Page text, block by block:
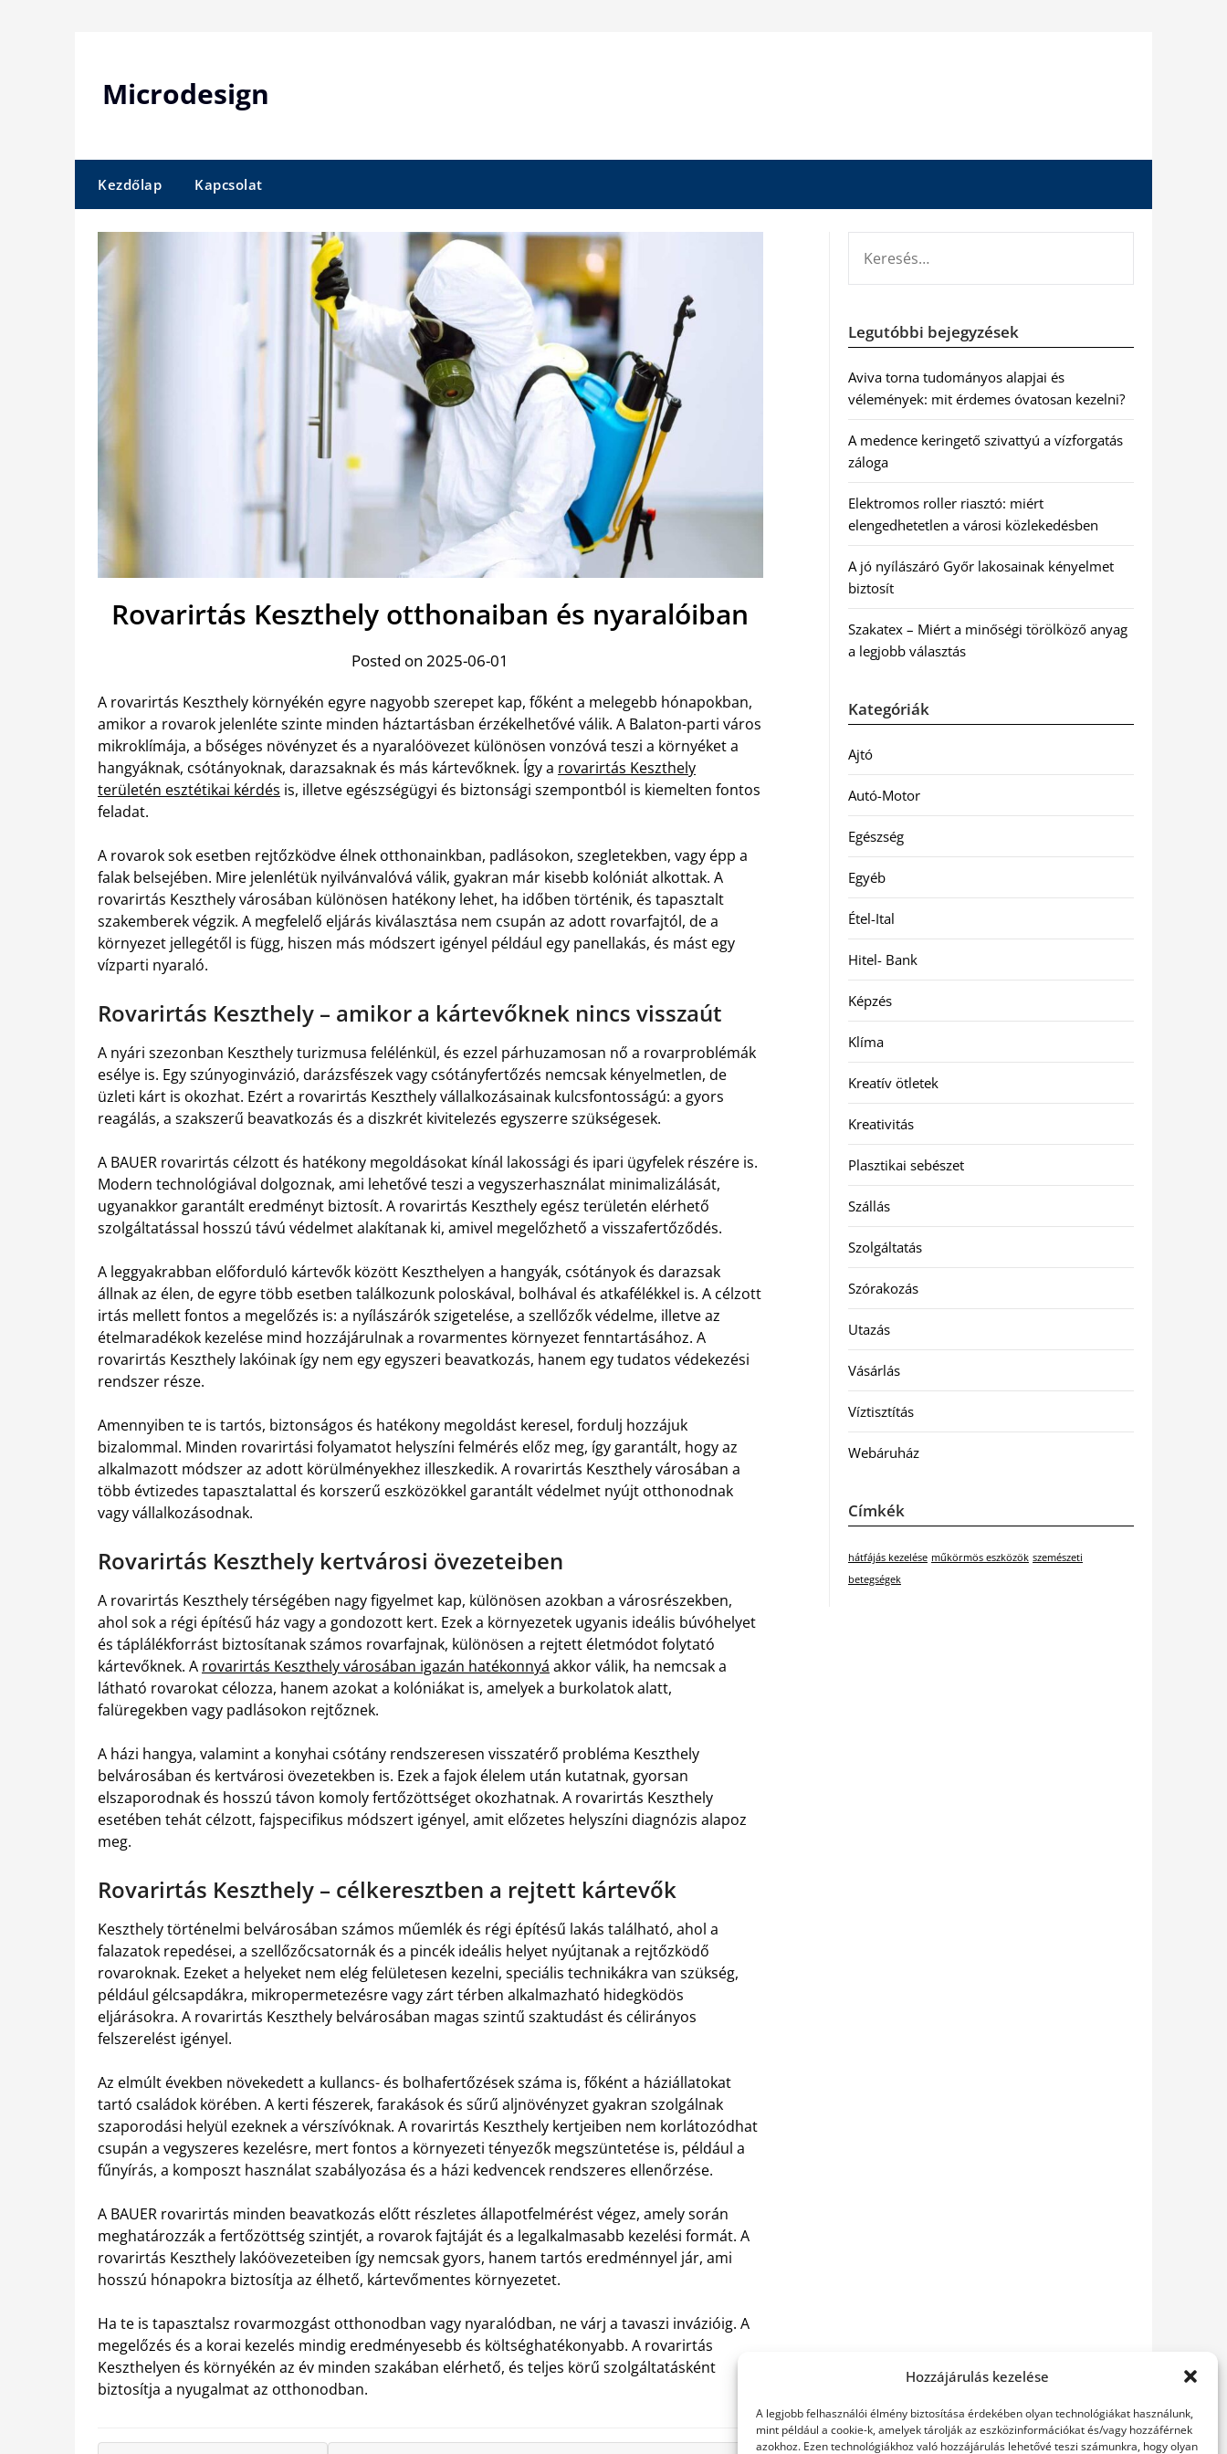
Hozzájárulás kezelése
A legjobb felhasználói élmény biztosítása érdekében olyan technológiákat használunk,
mint például a cookie-k, amelyek tárolják az eszközinformációkat és/vagy hozzáférnek
azokhoz. Ezen technológiákhoz való hozzájárulás lehetővé teszi számunkra, hogy olyan
Microdesign
Kezdőlap Kapcsolat
Rovarirtás Keszthely otthonaiban és nyaralóiban
Posted on 2025-06-01
A rovarirtás Keszthely környékén egyre nagyobb szerepet kap, főként a melegebb hónapokban,
amikor a rovarok jelenléte szinte minden háztartásban érzékelhetővé válik. A Balaton-parti város
mikroklímája, a bőséges növényzet és a nyaralóövezet különösen vonzóvá teszi a környéket a
hangyáknak, csótányoknak, darazsaknak és más kártevőknek. Így a rovarirtás Keszthely
területén esztétikai kérdés is, illetve egészségügyi és biztonsági szempontból is kiemelten fontos
feladat.
A rovarok sok esetben rejtőzködve élnek otthonainkban, padlásokon, szegletekben, vagy épp a
falak belsejében. Mire jelenlétük nyilvánvalóvá válik, gyakran már kisebb kolóniát alkottak. A
rovarirtás Keszthely városában különösen hatékony lehet, ha időben történik, és tapasztalt
szakemberek végzik. A megfelelő eljárás kiválasztása nem csupán az adott rovarfajtól, de a
környezet jellegétől is függ, hiszen más módszert igényel például egy panellakás, és mást egy
vízparti nyaraló.
Rovarirtás Keszthely – amikor a kártevőknek nincs visszaút
A nyári szezonban Keszthely turizmusa felélénkül, és ezzel párhuzamosan nő a rovarproblémák
esélye is. Egy szúnyoginvázió, darázsfészek vagy csótányfertőzés nemcsak kényelmetlen, de
üzleti kárt is okozhat. Ezért a rovarirtás Keszthely vállalkozásainak kulcsfontosságú: a gyors
reagálás, a szakszerű beavatkozás és a diszkrét kivitelezés egyszerre szükségesek.
A BAUER rovarirtás célzott és hatékony megoldásokat kínál lakossági és ipari ügyfelek részére is.
Modern technológiával dolgoznak, ami lehetővé teszi a vegyszerhasználat minimalizálását,
ugyanakkor garantált eredményt biztosít. A rovarirtás Keszthely egész területén elérhető
szolgáltatással hosszú távú védelmet alakítanak ki, amivel megelőzhető a visszafertőződés.
A leggyakrabban előforduló kártevők között Keszthelyen a hangyák, csótányok és darazsak
állnak az élen, de egyre több esetben találkozunk poloskával, bolhával és atkafélékkel is. A célzott
irtás mellett fontos a megelőzés is: a nyílászárók szigetelése, a szellőzők védelme, illetve az
ételmaradékok kezelése mind hozzájárulnak a rovarmentes környezet fenntartásához. A
rovarirtás Keszthely lakóinak így nem egy egyszeri beavatkozás, hanem egy tudatos védekezési
rendszer része.
Amennyiben te is tartós, biztonságos és hatékony megoldást keresel, fordulj hozzájuk
bizalommal. Minden rovarirtási folyamatot helyszíni felmérés előz meg, így garantált, hogy az
alkalmazott módszer az adott körülményekhez illeszkedik. A rovarirtás Keszthely városában a
több évtizedes tapasztalattal és korszerű eszközökkel garantált védelmet nyújt otthonodnak
vagy vállalkozásodnak.
Rovarirtás Keszthely kertvárosi övezeteiben
A rovarirtás Keszthely térségében nagy figyelmet kap, különösen azokban a városrészekben,
ahol sok a régi építésű ház vagy a gondozott kert. Ezek a környezetek ugyanis ideális búvóhelyet
és táplálékforrást biztosítanak számos rovarfajnak, különösen a rejtett életmódot folytató
kártevőknek. A rovarirtás Keszthely városában igazán hatékonnyá akkor válik, ha nemcsak a
látható rovarokat célozza, hanem azokat a kolóniákat is, amelyek a burkolatok alatt,
falüregekben vagy padlásokon rejtőznek.
A házi hangya, valamint a konyhai csótány rendszeresen visszatérő probléma Keszthely
belvárosában és kertvárosi övezetekben is. Ezek a fajok élelem után kutatnak, gyorsan
elszaporodnak és hosszú távon komoly fertőzöttséget okozhatnak. A rovarirtás Keszthely
esetében tehát célzott, fajspecifikus módszert igényel, amit előzetes helyszíni diagnózis alapoz
meg.
Rovarirtás Keszthely – célkeresztben a rejtett kártevők
Keszthely történelmi belvárosában számos műemlék és régi építésű lakás található, ahol a
falazatok repedései, a szellőzőcsatornák és a pincék ideális helyet nyújtanak a rejtőzködő
rovaroknak. Ezeket a helyeket nem elég felületesen kezelni, speciális technikákra van szükség,
például gélcsapdákra, mikropermetezésre vagy zárt térben alkalmazható hidegködös
eljárásokra. A rovarirtás Keszthely belvárosában magas szintű szaktudást és célirányos
felszerelést igényel.
Az elmúlt években növekedett a kullancs- és bolhafertőzések száma is, főként a háziállatokat
tartó családok körében. A kerti fészerek, farakások és sűrű aljnövényzet gyakran szolgálnak
szaporodási helyül ezeknek a vérszívóknak. A rovarirtás Keszthely kertjeiben nem korlátozódhat
csupán a vegyszeres kezelésre, mert fontos a környezeti tényezők megszüntetése is, például a
fűnyírás, a komposzt használat szabályozása és a házi kedvencek rendszeres ellenőrzése.
A BAUER rovarirtás minden beavatkozás előtt részletes állapotfelmérést végez, amely során
meghatározzák a fertőzöttség szintjét, a rovarok fajtáját és a legalkalmasabb kezelési formát. A
rovarirtás Keszthely lakóövezeteiben így nemcsak gyors, hanem tartós eredménnyel jár, ami
hosszú hónapokra biztosítja az élhető, kártevőmentes környezetet.
Ha te is tapasztalsz rovarmozgást otthonodban vagy nyaralódban, ne várj a tavaszi invázióig. A
megelőzés és a korai kezelés mindig eredményesebb és költséghatékonyabb. A rovarirtás
Keszthelyen és környékén az év minden szakában elérhető, és teljes körű szolgáltatásként
biztosítja a nyugalmat az otthonodban.
Legutóbbi bejegyzések
Aviva torna tudományos alapjai és
vélemények: mit érdemes óvatosan kezelni?
A medence keringető szivattyú a vízforgatás
záloga
Elektromos roller riasztó: miért
elengedhetetlen a városi közlekedésben
A jó nyílászáró Győr lakosainak kényelmet
biztosít
Szakatex – Miért a minőségi törölköző anyag
a legjobb választás
Kategóriák
Ajtó
Autó-Motor
Egészség
Egyéb
Étel-Ital
Hitel- Bank
Képzés
Klíma
Kreatív ötletek
Kreativitás
Plasztikai sebészet
Szállás
Szolgáltatás
Szórakozás
Utazás
Vásárlás
Víztisztítás
Webáruház
Címkék
hátfájás kezelése műkörmös eszközök szemészeti
betegségek